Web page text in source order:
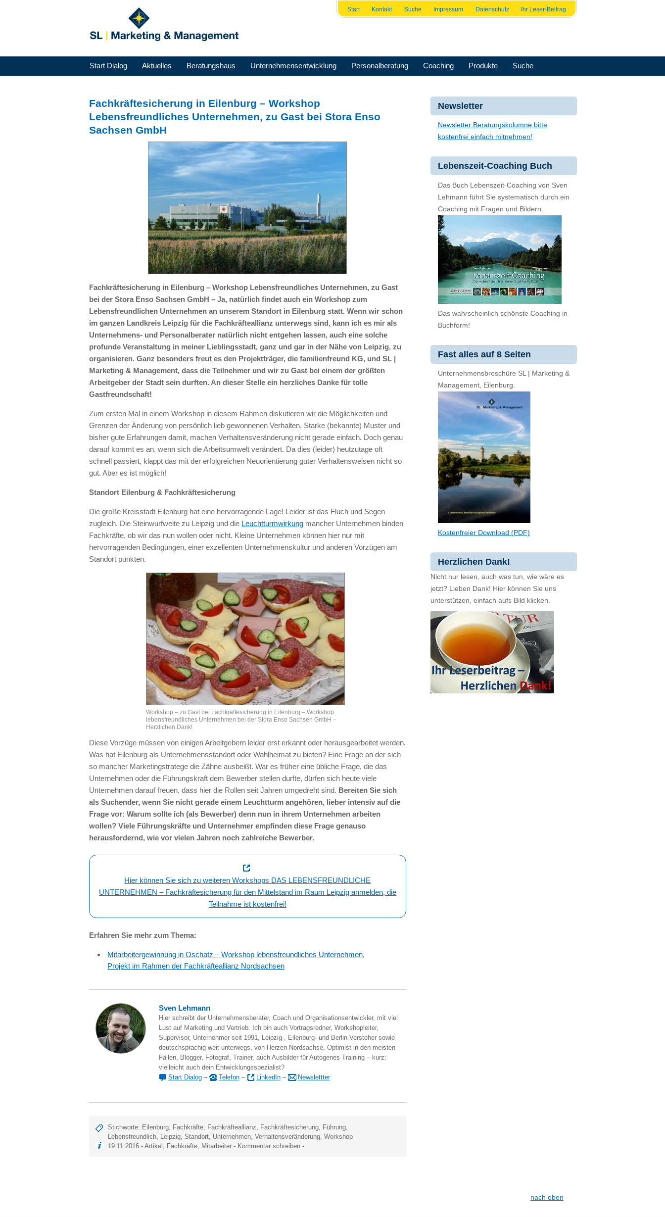
Start Kontakt Suche Impressum Datenschutz Ihr Leser-Beitrag
Start Dialog Aktuelles Beratungshaus Unternehmensentwicklung Personalberatung Coaching Produkte Suche
Fachkräftesicherung in Eilenburg – Workshop
Lebensfreundliches Unternehmen, zu Gast bei Stora Enso
Sachsen GmbH
Fachkräftesicherung in Eilenburg – Workshop Lebensfreundliches Unternehmen, zu Gast
bei der Stora Enso Sachsen GmbH – Ja, natürlich findet auch ein Workshop zum
Lebensfreundlichen Unternehmen an unserem Standort in Eilenburg statt. Wenn wir schon
im ganzen Landkreis Leipzig für die Fachkräfteallianz unterwegs sind, kann ich es mir als
Unternehmens- und Personalberater natürlich nicht entgehen lassen, auch eine solche
profunde Veranstaltung in meiner Lieblingsstadt, ganz und gar in der Nähe von Leipzig, zu
organisieren. Ganz besonders freut es den Projektträger, die familienfreund KG, und SL |
Marketing & Management, dass die Teilnehmer und wir zu Gast bei einem der größten
Arbeitgeber der Stadt sein durften. An dieser Stelle ein herzliches Danke für tolle
Gastfreundschaft!
Zum ersten Mal in einem Workshop in diesem Rahmen diskutieren wir die Möglichkeiten und
Grenzen der Änderung von persönlich lieb gewonnenen Verhalten. Starke (bekannte) Muster und
bisher gute Erfahrungen damit, machen Verhaltensveränderung nicht gerade einfach. Doch genau
darauf kommt es an, wenn sich die Arbeitsumwelt verändert. Da dies (leider) heutzutage oft
schnell passiert, klappt das mit der erfolgreichen Neuorientierung guter Verhaltensweisen nicht so
gut. Aber es ist möglich!
Standort Eilenburg & Fachkräftesicherung
Die große Kreisstadt Eilenburg hat eine hervorragende Lage! Leider ist das Fluch und Segen
zugleich. Die Steinwurfweite zu Leipzig und die Leuchtturmwirkung mancher Unternehmen binden
Fachkräfte, ob wir das nun wollen oder nicht. Kleine Unternehmen können hier nur mit
hervorragenden Bedingungen, einer exzellenten Unternehmenskultur und anderen Vorzügen am
Standort punkten.
Workshop – zu Gast bei Fachkräftesicherung in Eilenburg – Workshop
lebensfreundliches Unternehmen bei der Stora Enso Sachsen GmbH –
Herzlichen Dank!
Diese Vorzüge müssen von einigen Arbeitgebern leider erst erkannt oder herausgearbeitet werden.
Was hat Eilenburg als Unternehmensstandort oder Wahlheimat zu bieten? Eine Frage an der sich
so mancher Marketingstratege die Zähne ausbeißt. War es früher eine übliche Frage, die das
Unternehmen oder die Führungskraft dem Bewerber stellen durfte, dürfen sich heute viele
Unternehmen darauf freuen, dass hier die Rollen seit Jahren umgedreht sind. Bereiten Sie sich
als Suchender, wenn Sie nicht gerade einem Leuchtturm angehören, lieber intensiv auf die
Frage vor: Warum sollte ich (als Bewerber) denn nun in ihrem Unternehmen arbeiten
wollen? Viele Führungskräfte und Unternehmer empfinden diese Frage genauso
herausfordernd, wie vor vielen Jahren noch zahlreiche Bewerber.
Hier können Sie sich zu weiteren Workshops DAS LEBENSFREUNDLICHE
UNTERNEHMEN – Fachkräftesicherung für den Mittelstand im Raum Leipzig anmelden, die
Teilnahme ist kostenfrei!
Erfahren Sie mehr zum Thema:
Mitarbeitergewinnung in Oschatz – Workshop lebensfreundliches Unternehmen,
Projekt im Rahmen der Fachkräfteallianz Nordsachsen
Sven Lehmann
Hier schreibt der Unternehmensberater, Coach und Organisationsentwickler, mit viel
Lust auf Marketing und Vertrieb. Ich bin auch Vortragsredner, Workshopleiter,
Supervisor, Unternehmer seit 1991, Leipzig-, Eilenburg- und Berlin-Versteher sowie
deutschsprachig weit unterwegs, von Herzen Nordsachse, Optimist in den meisten
Fällen, Blogger, Fotograf, Trainer, auch Ausbilder für Autogenes Training – kurz:
vielleicht auch dein Entwicklungsspezialist?
Start Dialog– Telefon– LinkedIn– Newslettter
Stichworte: Eilenburg Fachkräfte Fachkräfteallianz Fachkräftesicherung Führung
Lebensfreundlich Leipzig ,Standort Unternehmen ,Verhaltensveränderung ,Workshop
19.11.2016 -Artikel Fachkräfte Mitarbeiter - Kommentar schreiben -
Newsletter
Newsletter Beratungskolumne bitte
kostenfrei einfach mitnehmen!
Lebenszeit-Coaching Buch
Das Buch Lebenszeit-Coaching von Sven
Lehmann führt Sie systematisch durch ein
Coaching mit Fragen und Bildern.
Das wahrscheinlich schönste Coaching in
Buchform!
Fast alles auf 8 Seiten
Unternehmensbroschüre SL | Marketing &
Management, Eilenburg.
Kostenfreier Download (PDF)
Herzlichen Dank!
Nicht nur lesen, auch was tun, wie wäre es
jetzt? Lieben Dank! Hier können Sie uns
unterstützen, einfach aufs Bild klicken.
nach oben